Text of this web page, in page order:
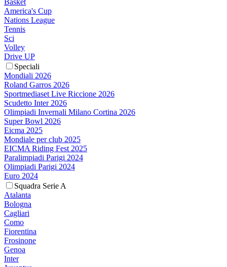
Basket
America's Cup
Nations League
Tennis
Sci
Volley
Drive UP
Speciali
Mondiali 2026
Roland Garros 2026
Sportmediaset Live Riccione 2026
Scudetto Inter 2026
Olimpiadi Invernali Milano Cortina 2026
Super Bowl 2026
Eicma 2025
Mondiale per club 2025
EICMA Riding Fest 2025
Paralimpiadi Parigi 2024
Olimpiadi Parigi 2024
Euro 2024
Squadra Serie A
Atalanta
Bologna
Cagliari
Como
Fiorentina
Frosinone
Genoa
Inter